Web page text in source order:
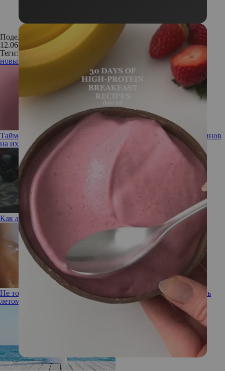
Поделиться:
12.06.2019
Теги:
новый бутик
парфюмерия Boutique de parfums
Тайм-менеджмент для БАД: влияет ли время приема витаминов
на их усвояемость?
Как актуально стилизовать тренчкот в 2025 году?
Не только соль: 8 продуктов, которые заставляют нас отекать
летом